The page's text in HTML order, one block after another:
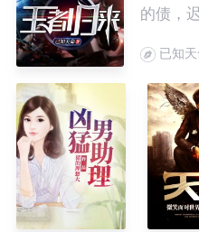
的债，
已知